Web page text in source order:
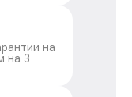
на
на 3